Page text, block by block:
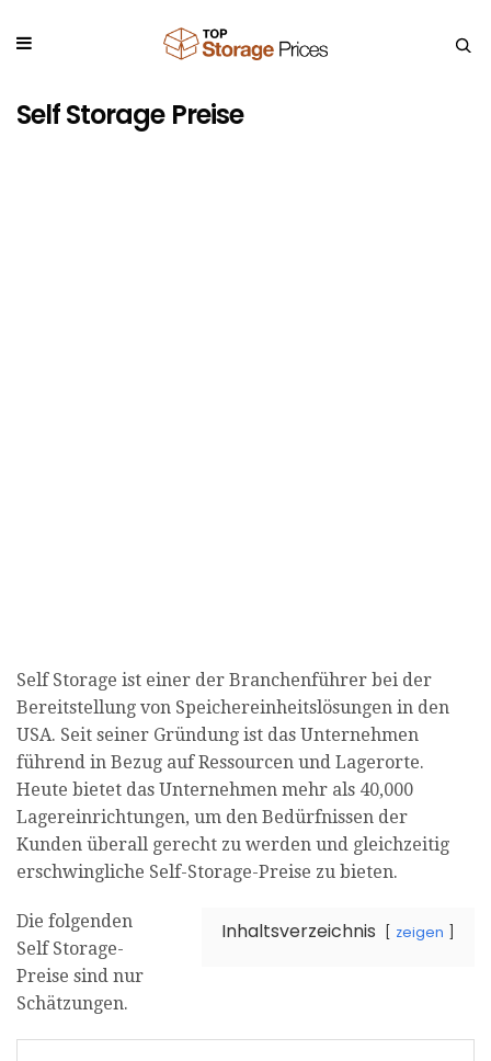
Self Storage Preise
Self Storage ist einer der Branchenführer bei der
Bereitstellung von Speichereinheitslösungen in den
USA. Seit seiner Gründung ist das Unternehmen
führend in Bezug auf Ressourcen und Lagerorte.
Heute bietet das Unternehmen mehr als 40,000
Lagereinrichtungen, um den Bedürfnissen der
Kunden überall gerecht zu werden und gleichzeitig
erschwingliche Self-Storage-Preise zu bieten.
Inhaltsverzeichnis zeigen
Die folgenden
Self Storage-
Preise sind nur
Schätzungen.